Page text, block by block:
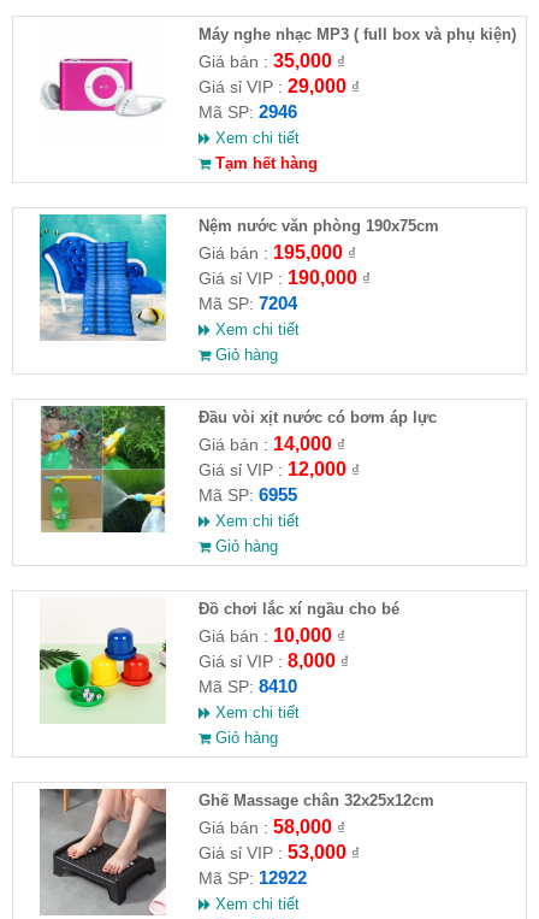
Máy nghe nhạc MP3 ( full box và phụ kiện)
Giá bán : 35,000₫
Giá sỉ VIP : 29,000₫
Mã SP: 2946
Xem chi tiết
Tạm hết hàng
Nệm nước văn phòng 190x75cm
Giá bán : 195,000₫
Giá sỉ VIP : 190,000₫
Mã SP: 7204
Xem chi tiết
Giỏ hàng
Đầu vòi xịt nước có bơm áp lực
Giá bán : 14,000₫
Giá sỉ VIP : 12,000₫
Mã SP: 6955
Xem chi tiết
Giỏ hàng
Đồ chơi lắc xí ngầu cho bé
Giá bán : 10,000₫
Giá sỉ VIP : 8,000₫
Mã SP: 8410
Xem chi tiết
Giỏ hàng
Ghế Massage chân 32x25x12cm
Giá bán : 58,000₫
Giá sỉ VIP : 53,000₫
Mã SP: 12922
Xem chi tiết